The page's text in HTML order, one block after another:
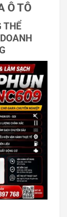
Ô TÔ
THỂ